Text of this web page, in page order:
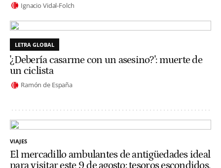
Ignacio Vidal-Folch
LETRA GLOBAL
'¿Debería casarme con un asesino?': muerte de
un ciclista
Ramón de España
VIAJES
El mercadillo ambulantes de antigüedades ideal